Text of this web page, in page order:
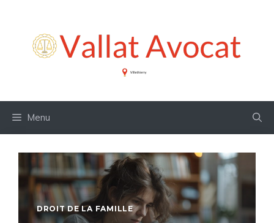
contenu
Menu
DROIT DE LA FAMILLE